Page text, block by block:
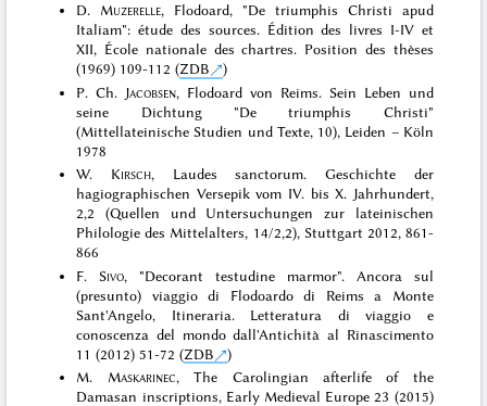
D. Muzerelle, Flodoard, "De triumphis Christi apud
Italiam": étude des sources. Édition des livres I-IV et
XII, École nationale des chartres. Position des thèses
(1969) 109-112 (ZDB
)
P. Ch. Jacobsen, Flodoard von Reims. Sein Leben und
seine Dichtung "De triumphis Christi"
(Mittellateinische Studien und Texte, 10), Leiden – Köln
1978
W. Kirsch, Laudes sanctorum. Geschichte der
hagiographischen Versepik vom IV. bis X. Jahrhundert,
2,2 (Quellen und Untersuchungen zur lateinischen
Philologie des Mittelalters, 14/2,2), Stuttgart 2012, 861-
866
F. Sivo, "Decorant testudine marmor". Ancora sul
(presunto) viaggio di Flodoardo di Reims a Monte
Sant'Angelo, Itineraria. Letteratura di viaggio e
conoscenza del mondo dall'Antichità al Rinascimento
11 (2012) 51-72 (ZDB
)
M. Maskarinec, The Carolingian afterlife of the
Damasan inscriptions, Early Medieval Europe 23 (2015)